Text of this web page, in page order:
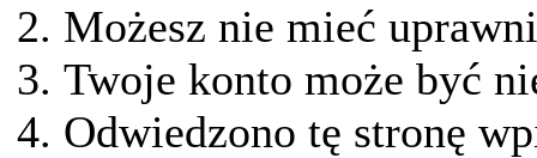
Możesz nie mieć
Twoje konto może być
Odwiedzono tę stronę